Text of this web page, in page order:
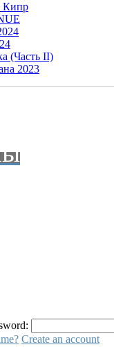
Кипр
(Часть II)
2023
Create an account